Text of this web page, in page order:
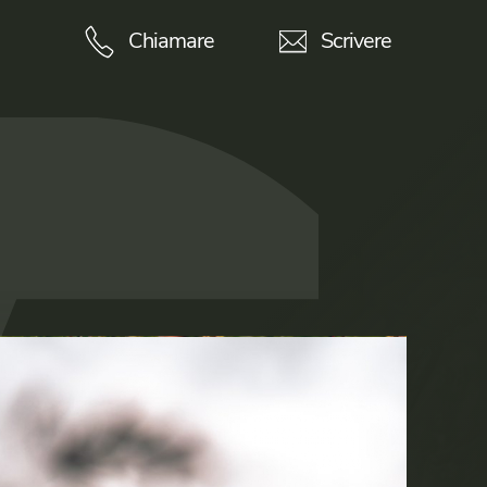
Chiamare Scrivere